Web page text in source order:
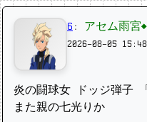
6 : アセム雨宮
2026-08-05
炎の闘球女 ドッジ弾子
また親の七光りか